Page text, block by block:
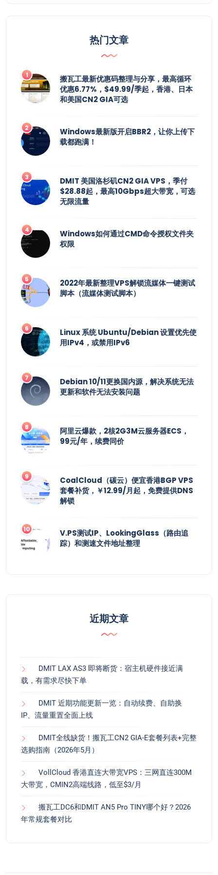
热门文章
搬瓦工最新优惠码整理与分享，最高循环
优惠6.77%，$49.99/季起，香港、日本
和美国CN2 GIA可选
Windows最新版开启BBR2，让你上传下
载都跑满！
DMIT 美国洛杉矶CN2 GIA VPS，季付
$28.88起，最高10Gbps超大带宽，可选
无限流量
Windows如何通过CMD命令授权文件夹
权限
2022年最新整理VPS解锁流媒体一键测试
脚本（流媒体测试脚本）
Linux 系统 Ubuntu/Debian 设置优先使
用IPv4，或禁用IPv6
Debian 10/11更换国内源，解决系统无法
更新和软件无法安装问题
阿里云爆款，2核2G3M云服务器ECS，
99元/年，续费同价
CoalCloud（碳云）便宜香港BGP VPS
套餐补货，￥12.99/月起，免费提供DNS
解锁
V.PS测试IP、LookingGlass（路由追
踪）和测速文件地址整理
近期文章
DMIT LAX AS3 即将断货：宿主机硬件接近满
载，有需求尽快下单
DMIT 近期功能更新一览：自动续费、自助换
IP、流量重置全面上线
DMIT全线缺货！搬瓦工CN2 GIA-E套餐列表+完整
选购指南（2026年5月）
VollCloud 香港直连大带宽VPS：三网直连300M
大带宽，CMIN2高端线路，低至$3/月
搬瓦工DC6和DMIT AN5 Pro TINY哪个好？2026
年常规套餐对比